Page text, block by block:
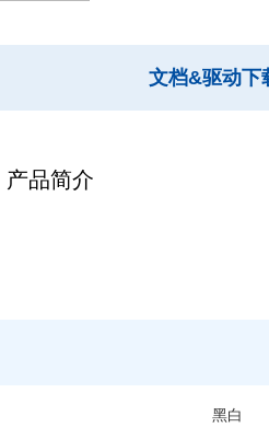
文档&驱动下
产品简介
黑白